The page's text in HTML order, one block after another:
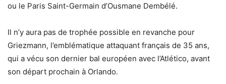
ou le Paris Saint-Germain d’Ousmane Dembélé.
Il n’y aura pas de trophée possible en revanche pour
Griezmann, l’emblématique attaquant français de 35 ans,
qui a vécu son dernier bal européen avec l’Atlético, avant
son départ prochain à Orlando.